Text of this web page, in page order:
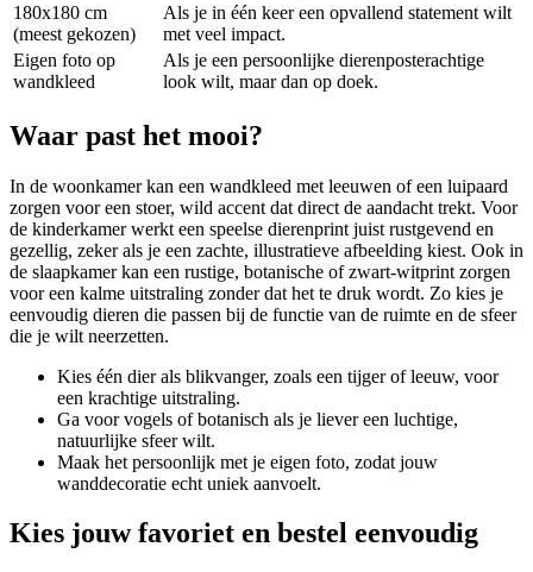
180x180 cm
(meest gekozen)
Als je in één keer een opvallend statement wilt
met veel impact.
Eigen foto op
wandkleed
Als je een persoonlijke dierenposterachtige
look wilt, maar dan op doek.
Waar past het mooi?
In de woonkamer kan een wandkleed met leeuwen of een luipaard
zorgen voor een stoer, wild accent dat direct de aandacht trekt. Voor
de kinderkamer werkt een speelse dierenprint juist rustgevend en
gezellig, zeker als je een zachte, illustratieve afbeelding kiest. Ook in
de slaapkamer kan een rustige, botanische of zwart-witprint zorgen
voor een kalme uitstraling zonder dat het te druk wordt. Zo kies je
eenvoudig dieren die passen bij de functie van de ruimte en de sfeer
die je wilt neerzetten.
Kies één dier als blikvanger, zoals een tijger of leeuw, voor
een krachtige uitstraling.
Ga voor vogels of botanisch als je liever een luchtige,
natuurlijke sfeer wilt.
Maak het persoonlijk met je eigen foto, zodat jouw
wanddecoratie echt uniek aanvoelt.
Kies jouw favoriet en bestel eenvoudig